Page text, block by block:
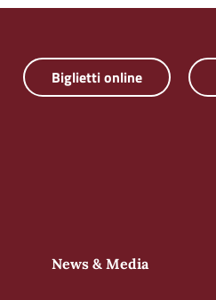
Biglietti online
News & Media